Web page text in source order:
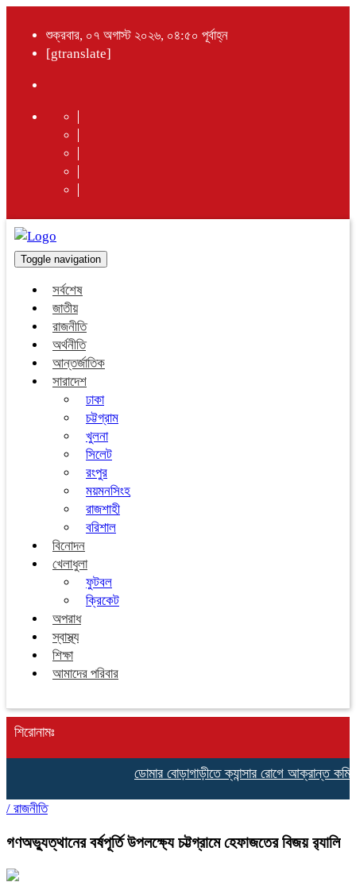
শুক্রবার, ০৭ অগাস্ট ২০২৬, ০৪:৫০ পূর্বাহ্ন
[gtranslate]
Toggle navigation
সর্বশেষ
জাতীয়
রাজনীতি
অর্থনীতি
আন্তর্জাতিক
সারাদেশ
ঢাকা
চট্টগ্রাম
খুলনা
সিলেট
রংপুর
ময়মনসিংহ
রাজশাহী
বরিশাল
বিনোদন
খেলাধুলা
ফুটবল
ক্রিকেট
অপরাধ
স্বাস্থ্য
শিক্ষা
আমাদের পরিবার
শিরোনামঃ
ডোমার বোড়াগাড়ীতে ক্যান্সার রোগে আক্রান্ত
/ রাজনীতি
গণঅভ্যুত্থানের বর্ষপূর্তি উপলক্ষ্যে চট্টগ্রামে হেফাজতের বিজয় র‍্যালি